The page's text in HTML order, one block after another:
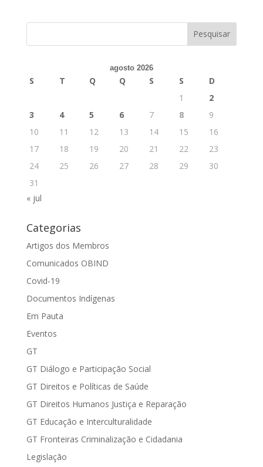
agosto 2026
S T Q Q S S
D
1
2
3
4 5 6 7 8
9
10
11 12 13 14 15
16
17
18 19 20 21 22
23
24
25 26 27 28 29
30
31
« jul
Categorias
Artigos dos Membros
Comunicados OBIND
Covid-19
Documentos Indígenas
Em Pauta
Eventos
GT
GT Diálogo e Participação Social
GT Direitos e Políticas de Saúde
GT Direitos Humanos Justiça e Reparação
GT Educação e Interculturalidade
GT Fronteiras Criminalização e Cidadania
Legislação